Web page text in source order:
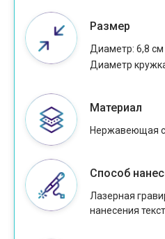
Размер
Диаметр: 6,8 см
Диаметр
Материал
Нержавеющая
Способ
Лазерная
нанесения